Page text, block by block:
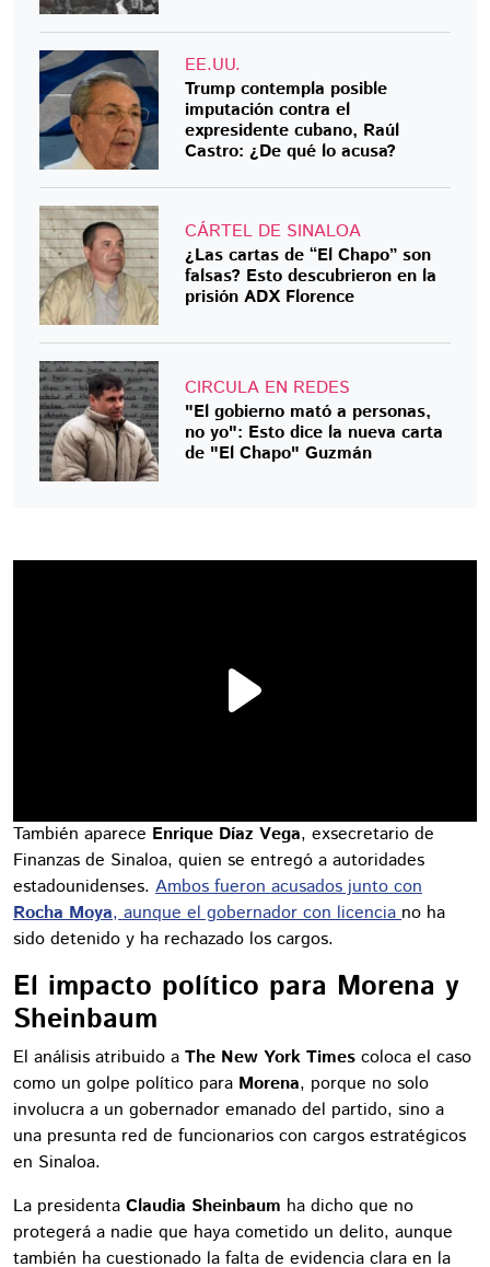
EE.UU.
Trump contempla posible
imputación contra el
expresidente cubano, Raúl
Castro: ¿De qué lo acusa?
CÁRTEL DE SINALOA
¿Las cartas de “El Chapo” son
falsas? Esto descubrieron en la
prisión ADX Florence
CIRCULA EN REDES
"El gobierno mató a personas,
no yo": Esto dice la nueva carta
de "El Chapo" Guzmán
También aparece Enrique Díaz Vega, exsecretario de
Finanzas de Sinaloa, quien se entregó a autoridades
estadounidenses. Ambos fueron acusados junto con
Rocha Moya, aunque el gobernador con licenciano ha
sido detenido y ha rechazado los cargos.
El impacto político para Morena y
Sheinbaum
El análisis atribuido a The New York Times coloca el caso
como un golpe político para Morena, porque no solo
involucra a un gobernador emanado del partido, sino a
una presunta red de funcionarios con cargos estratégicos
en Sinaloa.
La presidenta Claudia Sheinbaum ha dicho que no
protegerá a nadie que haya cometido un delito, aunque
también ha cuestionado la falta de evidencia clara en la